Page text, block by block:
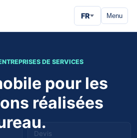
FR Menu
Devis
DE SERVICES
pour les
réalisées